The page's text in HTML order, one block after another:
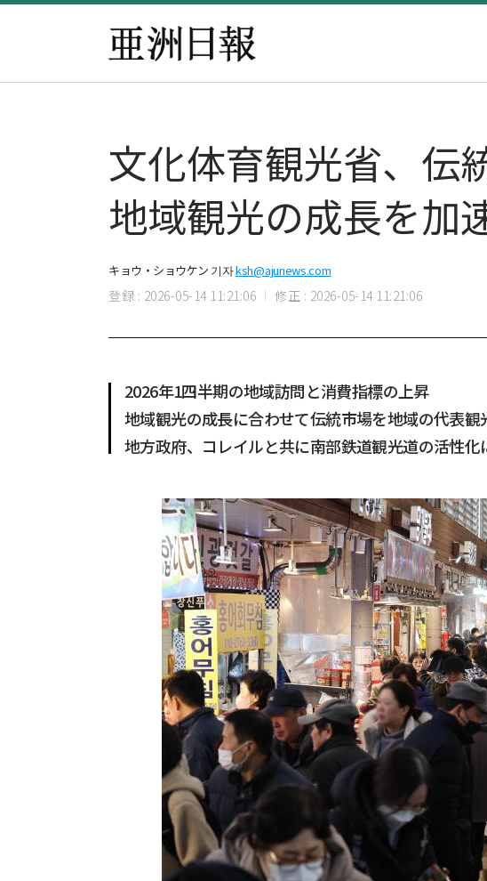
文化体育観光省、伝
地域観光の成長を加
キョウ・ショウケン 기자ksh@ajunews.com
登録 : 2026-05-14 11:21:06 修正 : 2026-05-14 11:21:06
2026年1四半期の地域訪問と消費指標の上昇
地域観光の成長に合わせて伝統市場を地域の代表観
地方政府、コレイルと共に南部鉄道観光道の活性